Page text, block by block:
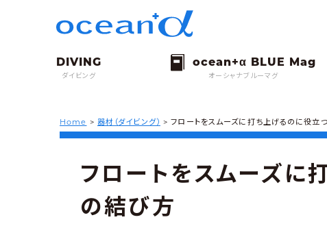
ダイビング オーシャナブルーマグ
Home > 器材（ダイビング） >フロートをスムーズに打ち上げるのに役立
フロートをスムーズに
の結び方